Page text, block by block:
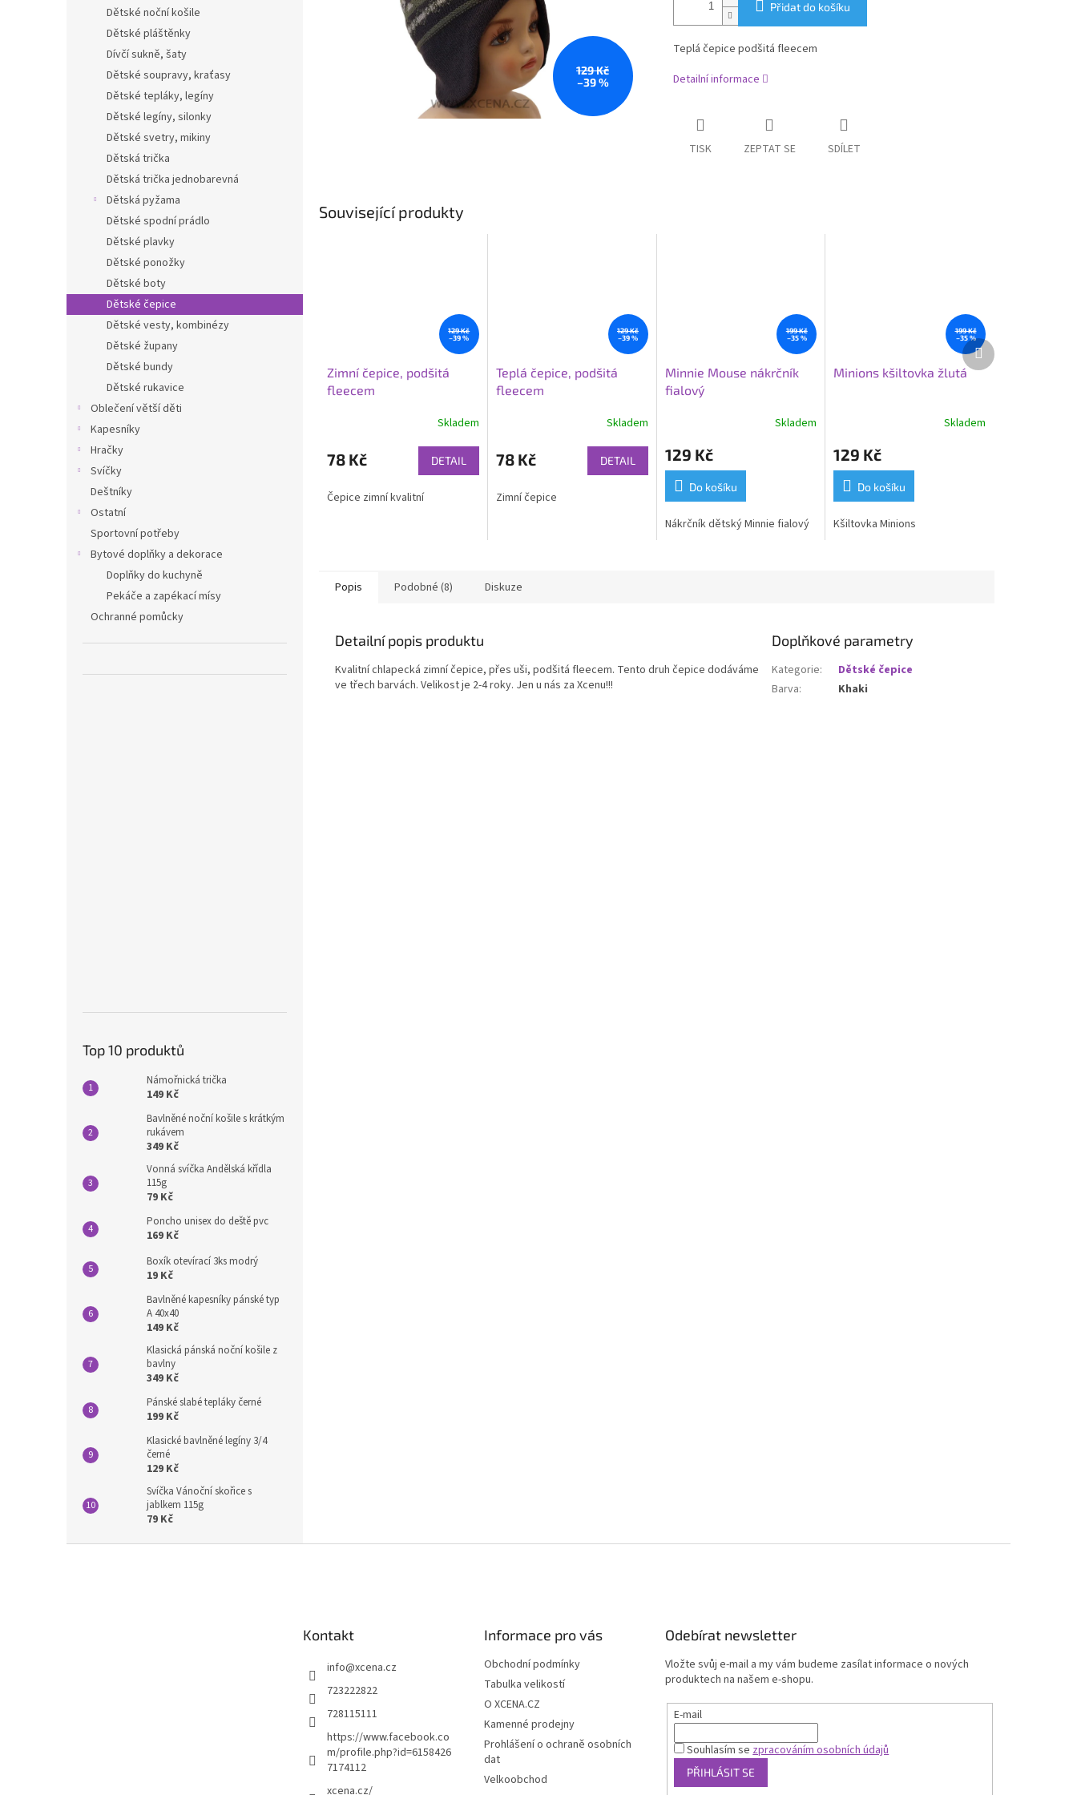
Dětské noční košile
Dětské pláštěnky
Dívčí sukně, šaty
Dětské soupravy, kraťasy
Dětské tepláky, legíny
Dětské legíny, silonky
Dětské svetry, mikiny
Dětská trička
Dětská trička jednobarevná
Dětská pyžama
Dětské spodní prádlo
Dětské plavky
Dětské ponožky
Dětské boty
Dětské čepice
Dětské vesty, kombinézy
Dětské župany
Dětské bundy
Dětské rukavice
Oblečení větší děti
Kapesníky
Hračky
Svíčky
Deštníky
Ostatní
Sportovní potřeby
Bytové doplňky a dekorace
Doplňky do kuchyně
Pekáče a zapékací mísy
Ochranné pomůcky
Top 10 produktů
Námořnická trička
149 Kč
Bavlněné noční košile s krátkým
rukávem
349 Kč
Vonná svíčka Andělská křídla
115g
79 Kč
Poncho unisex do deště pvc
169 Kč
Boxík otevírací 3ks modrý
19 Kč
Bavlněné kapesníky pánské typ
A 40x40
149 Kč
Klasická pánská noční košile z
bavlny
349 Kč
Pánské slabé tepláky černé
199 Kč
Klasické bavlněné legíny 3/4
černé
129 Kč
Svíčka Vánoční skořice s
jablkem 115g
79 Kč
129 Kč
–39 %
Přidat do košíku
Teplá čepice podšitá fleecem
Detailní informace
TISK ZEPTAT SE SDÍLET
Související produkty
129 Kč
–39 %
Zimní čepice, podšitá
fleecem
Skladem
78 Kč DETAIL
Čepice zimní kvalitní
129 Kč
–39 %
Teplá čepice, podšitá
fleecem
Skladem
78 Kč DETAIL
Zimní čepice
199 Kč
–35 %
Minnie Mouse nákrčník
fialový
Skladem
129 Kč
Do košíku
Nákrčník dětský Minnie fialový
199 Kč
–35 %
Minions kšiltovka žlutá
Skladem
129 Kč
Do košíku
Kšiltovka Minions
Další
produkt
Popis Podobné (8) Diskuze
Detailní popis produktu
Kvalitní chlapecká zimní čepice, přes uši, podšitá fleecem. Tento druh čepice dodáváme
ve třech barvách. Velikost je 2-4 roky. Jen u nás za Xcenu!!!
Doplňkové parametry
Kategorie:
Dětské čepice
Barva: Khaki
Kontakt
info@xcena.cz
723222822
728115111
https://www.facebook.co
m/profile.php?id=6158426
7174112
xcena.cz/
Informace pro vás
Obchodní podmínky
Tabulka velikostí
O XCENA.CZ
Kamenné prodejny
Prohlášení o ochraně osobních
dat
Velkoobchod
Odebírat newsletter
Vložte svůj e-mail a my vám budeme zasílat informace o nových
produktech na našem e-shopu.
E-mail
Souhlasím se zpracováním osobních údajů
PŘIHLÁSIT SE